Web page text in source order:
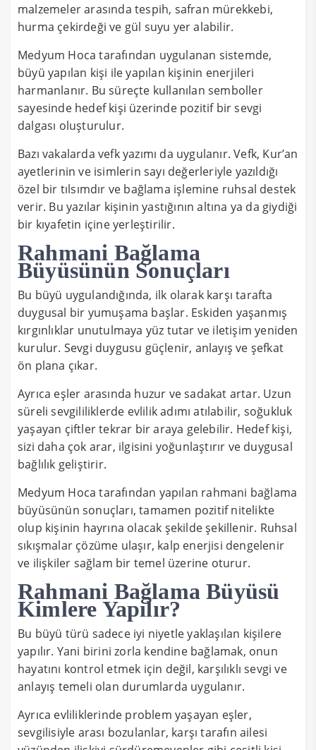
malzemeler arasında tespih, safran mürekkebi,
hurma çekirdeği ve gül suyu yer alabilir.
Medyum Hoca tarafından uygulanan sistemde,
büyü yapılan kişi ile yapılan kişinin enerjileri
harmanlanır. Bu süreçte kullanılan semboller
sayesinde hedef kişi üzerinde pozitif bir sevgi
dalgası oluşturulur.
Bazı vakalarda vefk yazımı da uygulanır. Vefk, Kur’an
ayetlerinin ve isimlerin sayı değerleriyle yazıldığı
özel bir tılsımdır ve bağlama işlemine ruhsal destek
verir. Bu yazılar kişinin yastığının altına ya da giydiği
bir kıyafetin içine yerleştirilir.
Rahmani Bağlama
Büyüsünün Sonuçları
Bu büyü uygulandığında, ilk olarak karşı tarafta
duygusal bir yumuşama başlar. Eskiden yaşanmış
kırgınlıklar unutulmaya yüz tutar ve iletişim yeniden
kurulur. Sevgi duygusu güçlenir, anlayış ve şefkat
ön plana çıkar.
Ayrıca eşler arasında huzur ve sadakat artar. Uzun
süreli sevgililiklerde evlilik adımı atılabilir, soğukluk
yaşayan çiftler tekrar bir araya gelebilir. Hedef kişi,
sizi daha çok arar, ilgisini yoğunlaştırır ve duygusal
bağlılık geliştirir.
Medyum Hoca tarafından yapılan rahmani bağlama
büyüsünün sonuçları, tamamen pozitif nitelikte
olup kişinin hayrına olacak şekilde şekillenir. Ruhsal
sıkışmalar çözüme ulaşır, kalp enerjisi dengelenir
ve ilişkiler sağlam bir temel üzerine oturur.
Rahmani Bağlama Büyüsü
Kimlere Yapılır?
Bu büyü türü sadece iyi niyetle yaklaşılan kişilere
yapılır. Yani birini zorla kendine bağlamak, onun
hayatını kontrol etmek için değil, karşılıklı sevgi ve
anlayış temeli olan durumlarda uygulanır.
Ayrıca evliliklerinde problem yaşayan eşler,
sevgilisiyle arası bozulanlar, karşı tarafın ailesi